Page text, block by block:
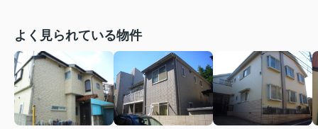
よく見られている物件